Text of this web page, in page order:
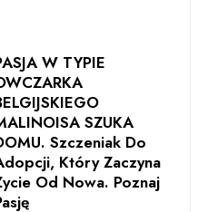
W TYPIE
SZUKA
Szczeniak Do
Który Zaczyna
Od Nowa. Poznaj